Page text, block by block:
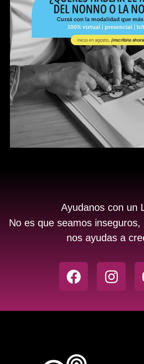
Ayudanos con un
No es que seamos
nos ayudas a